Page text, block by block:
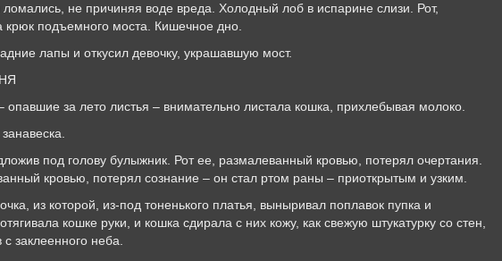
ломались, не причиняя воде вреда. Холодный лоб в испарине слизи. Рот,
крюк подъемного моста. Кишечное дно.
лапы и откусил девочку, украшавшую мост.
опавшие за лето листья – внимательно листала кошка, прихлебывая молоко.
под голову булыжник. Рот ее, размалеванный кровью, потерял очертания.
кровью, потерял сознание – он стал ртом раны – приоткрытым и узким.
из которой, из-под тоненького платья, выныривал поплавок пупка и
кошке руки, и кошка сдирала с них кожу, как свежую штукатурку со стен,
с заклеенного неба.